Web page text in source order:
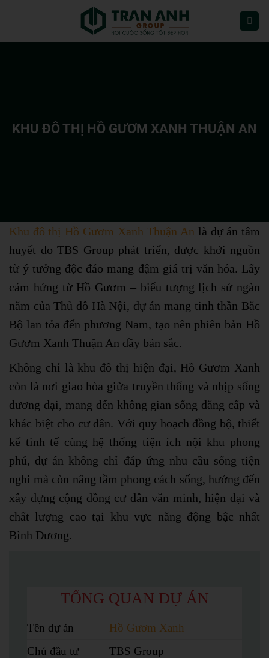
KHU ĐÔ THỊ HỒ GƯƠM XANH THUẬN AN
Khu đô thị Hồ Gươm Xanh Thuận An là dự án tâm
huyết do TBS Group phát triển, được khởi nguồn
từ ý tưởng độc đáo mang đậm giá trị văn hóa. Lấy
cảm hứng từ Hồ Gươm – biểu tượng lịch sử ngàn
năm của Thủ đô Hà Nội, dự án mang tinh thần Bắc
Bộ lan tỏa đến phương Nam, tạo nên phiên bản Hồ
Gươm Xanh Thuận An đầy bản sắc.
Không chỉ là khu đô thị hiện đại, Hồ Gươm Xanh
còn là nơi giao hòa giữa truyền thống và nhịp sống
đương đại, mang đến không gian sống đẳng cấp và
khác biệt cho cư dân. Với quy hoạch đồng bộ, thiết
kế tinh tế cùng hệ thống tiện ích nội khu phong
phú, dự án không chỉ đáp ứng nhu cầu sống tiện
nghi mà còn nâng tầm phong cách sống, hướng đến
xây dựng cộng đồng cư dân văn minh, hiện đại và
chất lượng cao tại khu vực năng động bậc nhất
Bình Dương.
TỔNG QUAN DỰ ÁN
Tên dự án
Hồ Gươm Xanh
Chủ đầu tư
TBS Group